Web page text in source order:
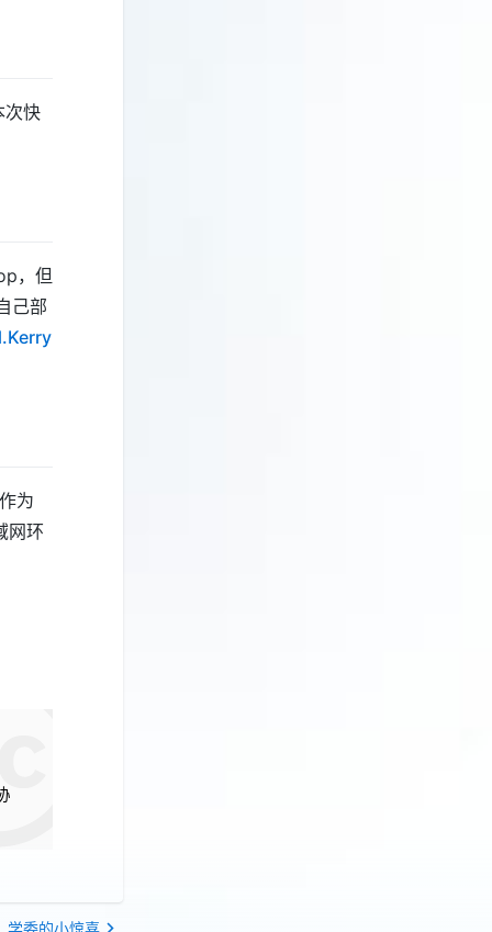
次快
，但
己部
为
网环
学委的小惊喜